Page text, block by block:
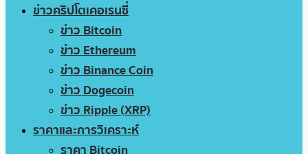
ข่าวคริปโตเคอเรนซี่
ข่าว Bitcoin
ข่าว Ethereum
ข่าว Binance Coin
ข่าว Dogecoin
ข่าว Ripple (XRP)
ราคาและการวิเคราะห์